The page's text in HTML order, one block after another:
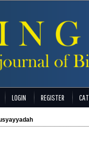
LOGIN REGISTER